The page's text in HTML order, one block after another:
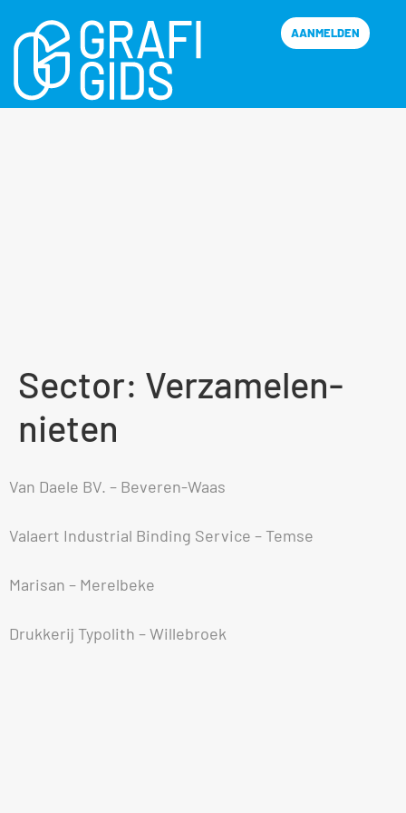
AANMELDEN
Sector: Verzamelen-
nieten
Van Daele BV. – Beveren-Waas
Valaert Industrial Binding Service – Temse
Marisan – Merelbeke
Drukkerij Typolith – Willebroek